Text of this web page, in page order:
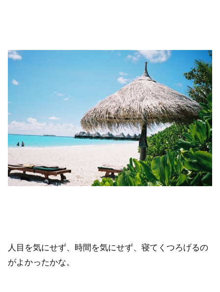
人目を気にせず、時間を気にせず、寝てくつろげるの
がよかったかな。